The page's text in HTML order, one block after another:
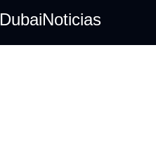
DubaiNoticias